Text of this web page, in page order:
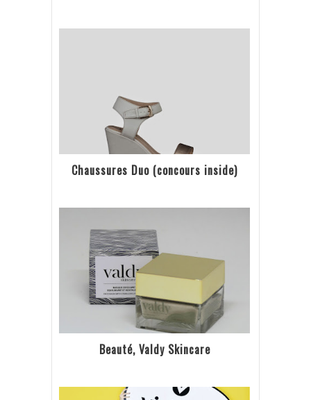
Chaussures Duo (concours inside)
Beauté, Valdy Skincare